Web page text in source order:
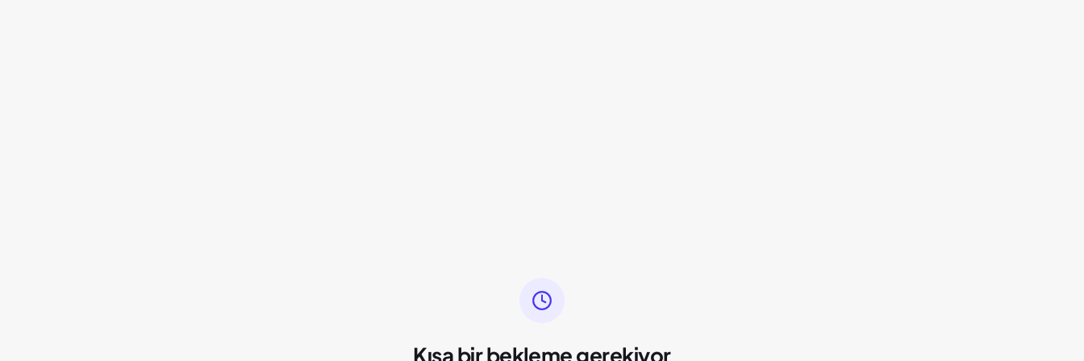
Kısa bir bekleme gerekiyor